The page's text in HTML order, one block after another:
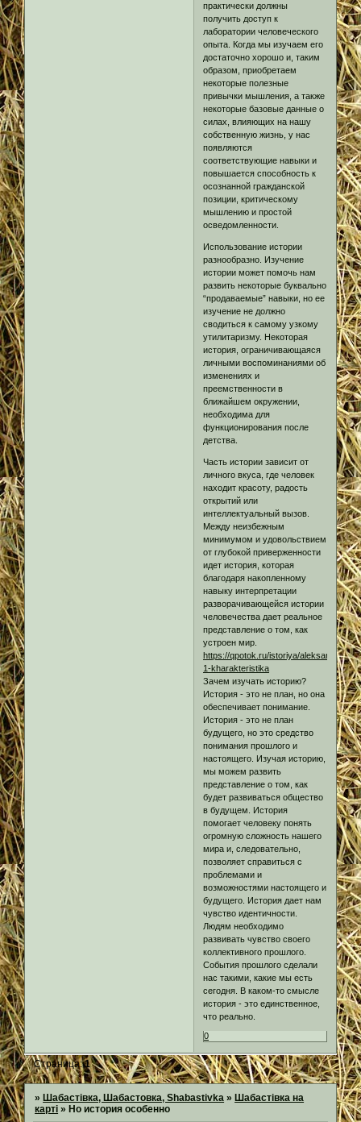
практически должны
получить доступ к
лаборатории человеческого
опыта. Когда мы изучаем его
достаточно хорошо и, таким
образом, приобретаем
некоторые полезные
привычки мышления, а также
некоторые базовые данные о
силах, влияющих на нашу
собственную жизнь, у нас
появляются
соответствующие навыки и
повышается способность к
осознанной гражданской
позиции, критическому
мышлению и простой
осведомленности.
Использование истории
разнообразно. Изучение
истории может помочь нам
развить некоторые буквально
“продаваемые” навыки, но ее
изучение не должно
сводиться к самому узкому
утилитаризму. Некоторая
история, ограничивающаяся
личными воспоминаниями об
изменениях и
преемственности в
ближайшем окружении,
необходима для
функционирования после
детства.
Часть истории зависит от
личного вкуса, где человек
находит красоту, радость
открытий или
интеллектуальный вызов.
Между неизбежным
минимумом и удовольствием
от глубокой приверженности
идет история, которая
благодаря накопленному
навыку интерпретации
разворачивающейся истории
человечества дает реальное
представление о том, как
устроен мир.
https://qpotok.ru/istoriya/aleksandr-
1-kharakteristika
Зачем изучать историю?
История - это не план, но она
обеспечивает понимание.
История - это не план
будущего, но это средство
понимания прошлого и
настоящего. Изучая историю,
мы можем развить
представление о том, как
будет развиваться общество
в будущем. История
помогает человеку понять
огромную сложность нашего
мира и, следовательно,
позволяет справиться с
проблемами и
возможностями настоящего и
будущего. История дает нам
чувство идентичности.
Людям необходимо
развивать чувство своего
коллективного прошлого.
События прошлого сделали
нас такими, какие мы есть
сегодня. В каком-то смысле
история - это единственное,
что реально.
0
Страница:1
» Шабастівка, Шабастовка, Shabastivka » Шабастівка на
карті » Но история особенно